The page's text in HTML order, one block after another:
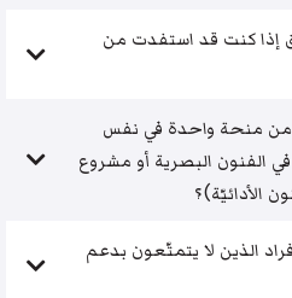
إذا كنت قد استفدت من
من منحة واحدة في نفس
الفنون البصرية أو مشروع
الأدائيّة)؟
الذين لا يتمتّعون بدعم